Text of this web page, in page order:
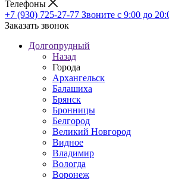
Телефоны
+7 (930) 725-27-77 Звоните с 9:00 до
Заказать звонок
Долгопрудный
Назад
Города
Архангельск
Балашиха
Брянск
Бронницы
Белгород
Великий Новгород
Видное
Владимир
Вологда
Воронеж